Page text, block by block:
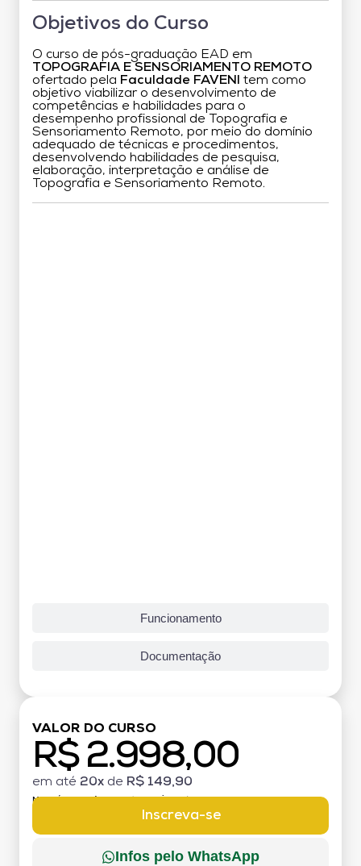
Objetivos do Curso
O curso de pós-graduação EAD em
TOPOGRAFIA E SENSORIAMENTO REMOTO
ofertado pela Faculdade FAVENI
tem como
objetivo viabilizar o desenvolvimento de
competências e habilidades para o
desempenho profissional de Topografia e
Sensoriamento Remoto, por meio do domínio
adequado de técnicas e procedimentos,
desenvolvendo habilidades de pesquisa,
elaboração, interpretação e análise de
Topografia e Sensoriamento Remoto.
Funcionamento
Documentação
VALOR DO CURSO
R$ 2.998,00
em até 20x de R$ 149,90
MATRÍCULA:
Inscreva-se
Infos pelo WhatsApp